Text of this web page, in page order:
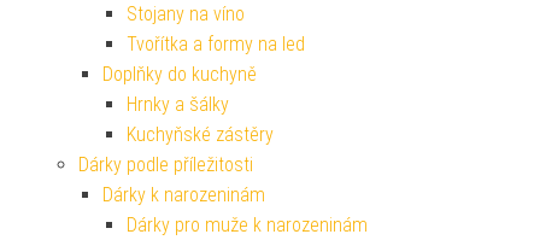
Stojany na víno
Tvořítka a formy na led
Doplňky do kuchyně
Hrnky a šálky
Kuchyňské zástěry
Dárky podle příležitosti
Dárky k narozeninám
Dárky pro muže k narozeninám